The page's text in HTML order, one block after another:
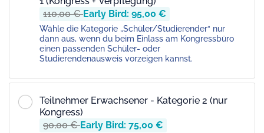
110,00 €Early Bird: 95,00 €
Wähle die Kategorie „Schüler/Studierender“ nur
dann aus, wenn du beim Einlass am Kongressbüro
einen passenden Schüler- oder
Studierendenausweis vorzeigen kannst.
Teilnehmer Erwachsener - Kategorie 2 (nur
Kongress)
90,00 €Early Bird: 75,00 €